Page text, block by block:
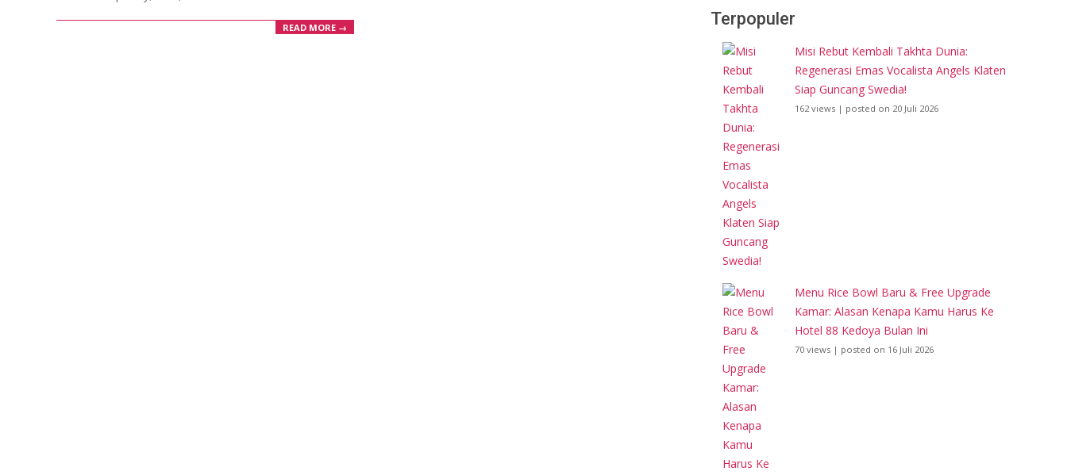
READ MORE → Terpopuler
Misi Rebut Kembali Takhta Dunia:
Regenerasi Emas Vocalista Angels Klaten
Siap Guncang Swedia!
162 views | posted on 20 Juli 2026
Menu Rice Bowl Baru & Free Upgrade
Kamar: Alasan Kenapa Kamu Harus Ke
Hotel 88 Kedoya Bulan Ini
70 views | posted on 16 Juli 2026